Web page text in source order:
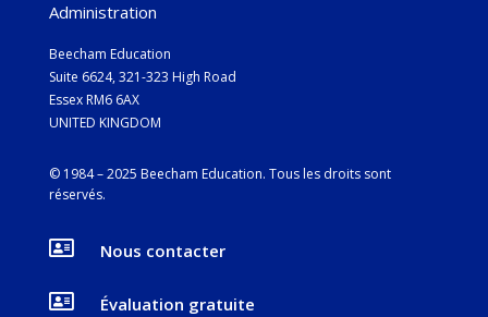
Administration
Beecham Education
Suite 6624, 321-323 High Road
Essex RM6 6AX
UNITED KINGDOM
© 1984 – 2025 Beecham Education. Tous les droits sont
réservés.
 Nous contacter
 Évaluation gratuite